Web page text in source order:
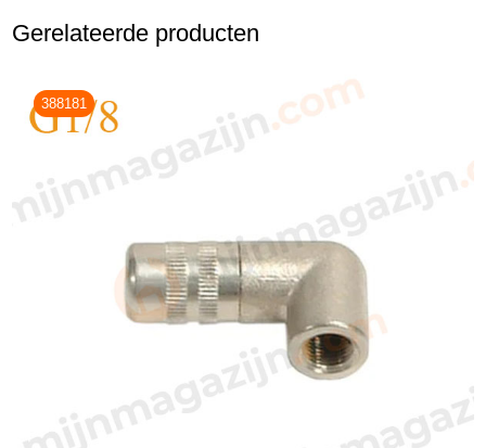
Gerelateerde producten
388181